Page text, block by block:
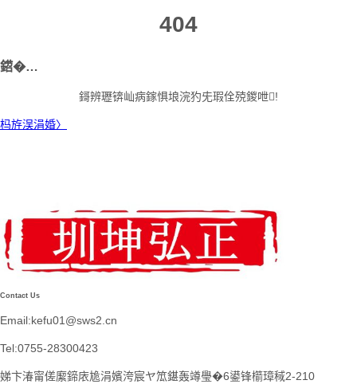
404
鍣�…
鎶辨瓑锛屾病鎵惧埌浣犳兂瑕佺殑鍐呭!
杩斿洖涓婚〉
Contact Us
Email:kefu01@sws2.cn
Tel:0755-28300423
娣卞湷甯傞緳鍗庡尯涓嬪洿宸ヤ笟鍖轰竴璺�6鍙锋櫤璋稢2-210